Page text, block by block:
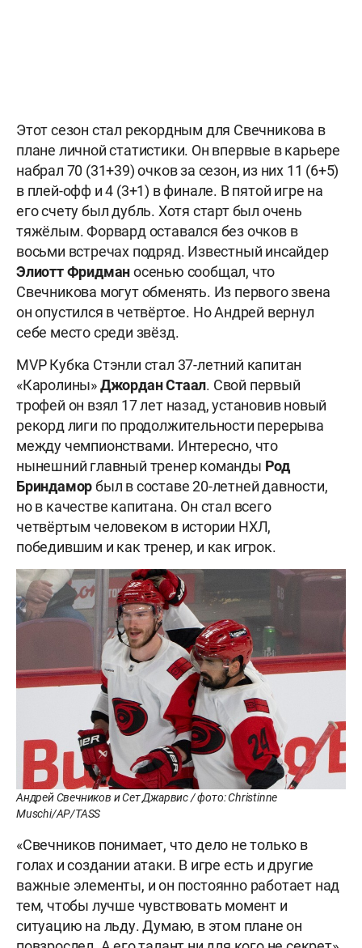
Этот сезон стал рекордным для Свечникова в
плане личной статистики. Он впервые в карьере
набрал 70 (31+39) очков за сезон, из них 11 (6+5)
в плей-офф и 4 (3+1) в финале. В пятой игре на
его счету был дубль. Хотя старт был очень
тяжёлым. Форвард оставался без очков в
восьми встречах подряд. Известный инсайдер
Элиотт Фридманосенью сообщал, что
Свечникова могут обменять. Из первого звена
он опустился в четвёртое. Но Андрей вернул
себе место среди звёзд.
MVP Кубка Стэнли стал 37-летний капитан
«Каролины»ДжорданСтаал. Свой первый
трофей он взял 17 лет назад, установив новый
рекорд лиги по продолжительности перерыва
между чемпионствами. Интересно, что
нынешний главный тренер команды Род
Бриндаморбыл в составе 20-летней давности,
но в качестве капитана. Он стал всего
четвёртым человеком в истории НХЛ,
победившим и как тренер, и как игрок.
Андрей Свечников и Сет Джарвис / фото: Christinne
Muschi/AP/TASS
«Свечников понимает, что дело не только в
голах и создании атаки. В игре есть и другие
важные элементы, и он постоянно работает над
тем, чтобы лучше чувствовать момент и
ситуацию на льду. Думаю, в этом плане он